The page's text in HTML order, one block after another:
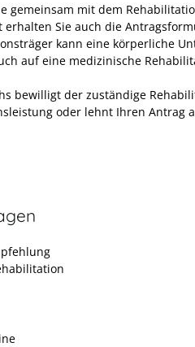
gemeinsam mit dem
Sie auch die
kann eine körperliche
auf eine medizinische
bewilligt der zuständige
oder lehnt Ihren Antrag